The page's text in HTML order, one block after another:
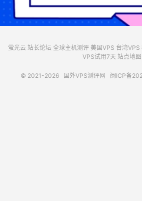
萤光云 站长论坛 全球主机测评 美国VPS 台湾VPS
VPS试用7天 站点地图
© 2021-2026 国外VPS测评网 闽ICP备